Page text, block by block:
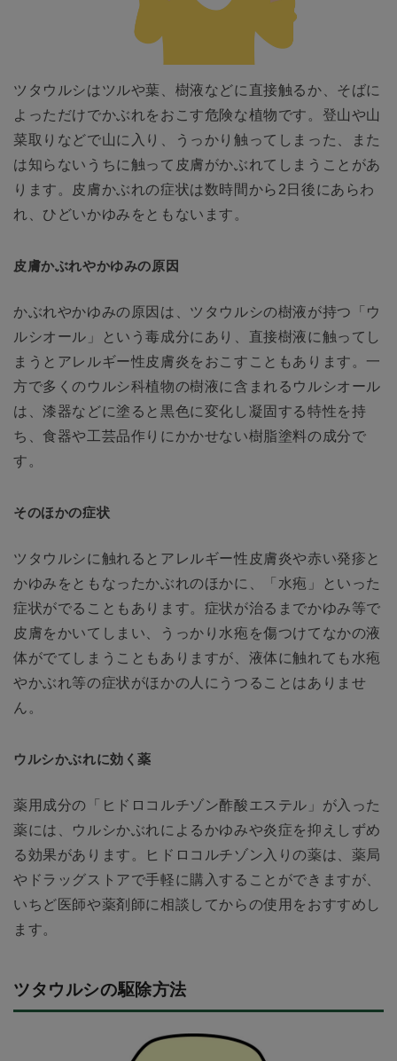
ツタウルシはツルや葉、樹液などに直接触るか、そばに
よっただけでかぶれをおこす危険な植物です。登山や山
菜取りなどで山に入り、うっかり触ってしまった、また
は知らないうちに触って皮膚がかぶれてしまうことがあ
ります。皮膚かぶれの症状は数時間から2日後にあらわ
れ、ひどいかゆみをともないます。
皮膚かぶれやかゆみの原因
かぶれやかゆみの原因は、ツタウルシの樹液が持つ「ウ
ルシオール」という毒成分にあり、直接樹液に触ってし
まうとアレルギー性皮膚炎をおこすこともあります。一
方で多くのウルシ科植物の樹液に含まれるウルシオール
は、漆器などに塗ると黒色に変化し凝固する特性を持
ち、食器や工芸品作りにかかせない樹脂塗料の成分で
す。
そのほかの症状
ツタウルシに触れるとアレルギー性皮膚炎や赤い発疹と
かゆみをともなったかぶれのほかに、「水疱」といった
症状がでることもあります。症状が治るまでかゆみ等で
皮膚をかいてしまい、うっかり水疱を傷つけてなかの液
体がでてしまうこともありますが、液体に触れても水疱
やかぶれ等の症状がほかの人にうつることはありませ
ん。
ウルシかぶれに効く薬
薬用成分の「ヒドロコルチゾン酢酸エステル」が入った
薬には、ウルシかぶれによるかゆみや炎症を抑えしずめ
る効果があります。ヒドロコルチゾン入りの薬は、薬局
やドラッグストアで手軽に購入することができますが、
いちど医師や薬剤師に相談してからの使用をおすすめし
ます。
ツタウルシの駆除方法